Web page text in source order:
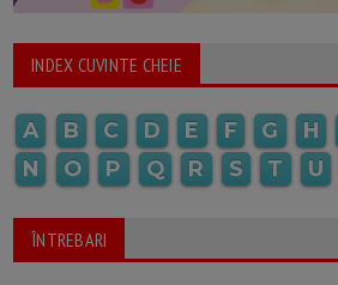
INDEX CUVINTE CHEIE
A B C D E F G H
N
O P Q R S T U
ÎNTREBARI